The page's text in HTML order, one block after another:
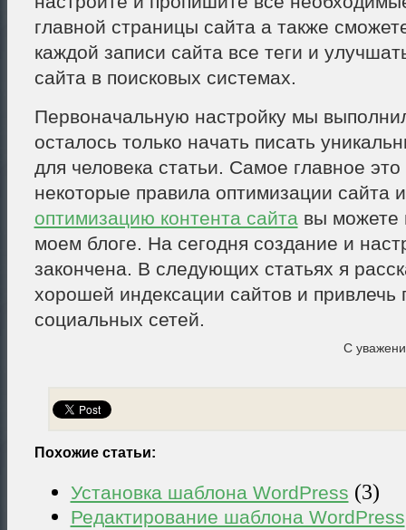
главной страницы сайта а также
каждой записи сайта все теги и
сайта в поисковых системах.
Первоначальную настройку мы
осталось только начать писать
для человека статьи. Самое главное
некоторые правила оптимизации сайта
оптимизацию контента сайтавы можете
моем блоге. На сегодня создание и
закончена. В следующих статьях я
хорошей индексации сайтов и привлечь
социальных сетей.
С
Похожие статьи:
Установка шаблона WordPress (3)
Редактирование шаблона WordPress